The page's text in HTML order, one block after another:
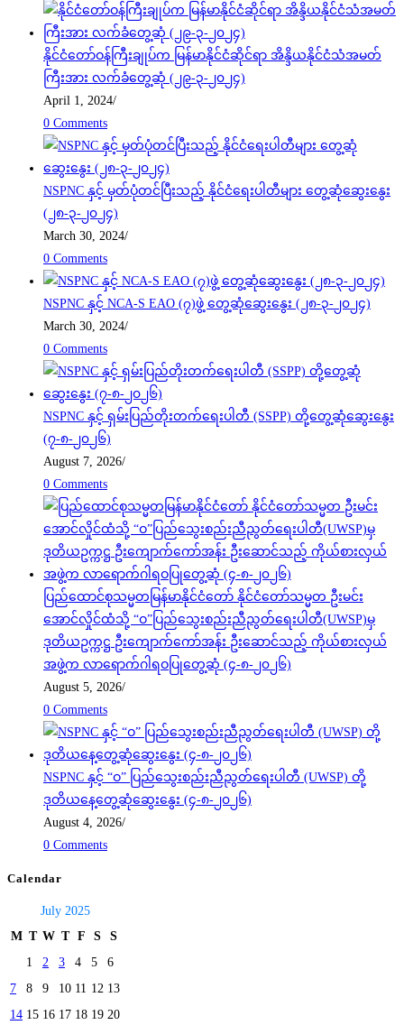
နိုင်ငံတော်ဝန်ကြီးချုပ်က မြန်မာနိုင်ငံဆိုင်ရာ အိန္ဒိယနိုင်ငံသံအမတ်
ကြီးအား လက်ခံတွေ့ဆုံ (၂၉-၃-၂၀၂၄)
April 1, 2024/
0 Comments
NSPNC နှင့် မှတ်ပုံတင်ပြီးသည့် နိုင်ငံရေးပါတီများ တွေ့ဆုံဆွေးနွေး
(၂၈-၃-၂၀၂၄)
March 30, 2024/
0 Comments
NSPNC နှင့် NCA-S EAO (၇)ဖွဲ့ တွေ့ဆုံဆွေးနွေး (၂၈-၃-၂၀၂၄)
March 30, 2024/
0 Comments
NSPNC နှင့် ရှမ်းပြည်တိုးတက်ရေးပါတီ (SSPP) တို့တွေ့ဆုံဆွေးနွေး
(၇-၈-၂၀၂၆)
August 7, 2026/
0 Comments
ပြည်ထောင်စုသမ္မတမြန်မာနိုင်ငံတော် နိုင်ငံတော်သမ္မတ ဦးမင်း
အောင်လှိုင်ထံသို့ “ဝ”ပြည်သွေးစည်းညီညွတ်ရေးပါတီ(UWSP)မှ
ဒုတိယဥက္ကဋ္ဌ ဦးကျောက်ကော်အန်း ဦးဆောင်သည့် ကိုယ်စားလှယ်
အဖွဲ့က လာရောက်ဂါရဝပြုတွေ့ဆုံ (၄-၈-၂၀၂၆)
August 5, 2026/
0 Comments
NSPNC နှင့် “ဝ” ပြည်သွေးစည်းညီညွတ်ရေးပါတီ (UWSP) တို့
ဒုတိယနေ့တွေ့ဆုံဆွေးနွေး (၄-၈-၂၀၂၆)
August 4, 2026/
0 Comments
Calendar
July 2025
M T W T F S
S
1
2 3 4 5
6
7
8 9 10 11 12 13
14 15 16 17 18 19 20